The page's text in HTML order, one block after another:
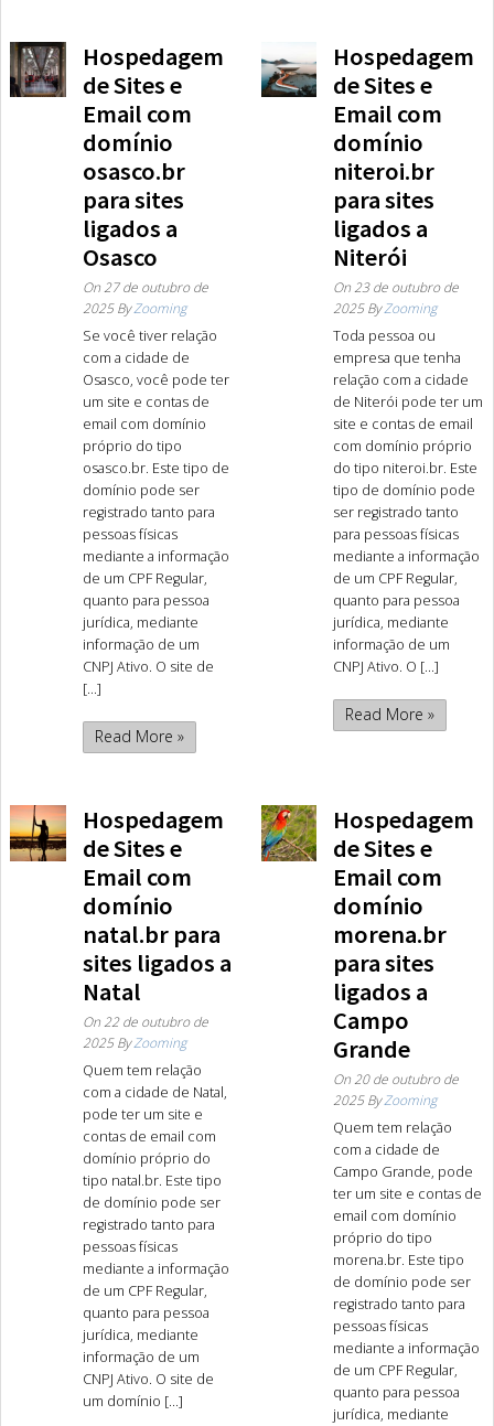
Hospedagem
de Sites e
Email com
domínio
osasco.br
para sites
ligados a
Osasco
On 27 de outubro de
2025ByZooming
Se você tiver relação
com a cidade de
Osasco, você pode ter
um site e contas de
email com domínio
próprio do tipo
osasco.br. Este tipo de
domínio pode ser
registrado tanto para
pessoas físicas
mediante a informação
de um CPF Regular,
quanto para pessoa
jurídica, mediante
informação de um
CNPJ Ativo. O site de
[...]
Read More »
Hospedagem
de Sites e
Email com
domínio
niteroi.br
para sites
ligados a
Niterói
On 23 de outubro de
2025ByZooming
Toda pessoa ou
empresa que tenha
relação com a cidade
de Niterói pode ter um
site e contas de email
com domínio próprio
do tipo niteroi.br. Este
tipo de domínio pode
ser registrado tanto
para pessoas físicas
mediante a informação
de um CPF Regular,
quanto para pessoa
jurídica, mediante
informação de um
CNPJ Ativo. O [...]
Read More »
Hospedagem
de Sites e
Email com
domínio
natal.br para
sites ligados a
Natal
On 22 de outubro de
2025ByZooming
Quem tem relação
com a cidade de Natal,
pode ter um site e
contas de email com
domínio próprio do
tipo natal.br. Este tipo
de domínio pode ser
registrado tanto para
pessoas físicas
mediante a informação
de um CPF Regular,
quanto para pessoa
jurídica, mediante
informação de um
CNPJ Ativo. O site de
um domínio [...]
Hospedagem
de Sites e
Email com
domínio
morena.br
para sites
ligados a
Campo
Grande
On 20 de outubro de
2025ByZooming
Quem tem relação
com a cidade de
Campo Grande, pode
ter um site e contas de
email com domínio
próprio do tipo
morena.br. Este tipo
de domínio pode ser
registrado tanto para
pessoas físicas
mediante a informação
de um CPF Regular,
quanto para pessoa
jurídica, mediante